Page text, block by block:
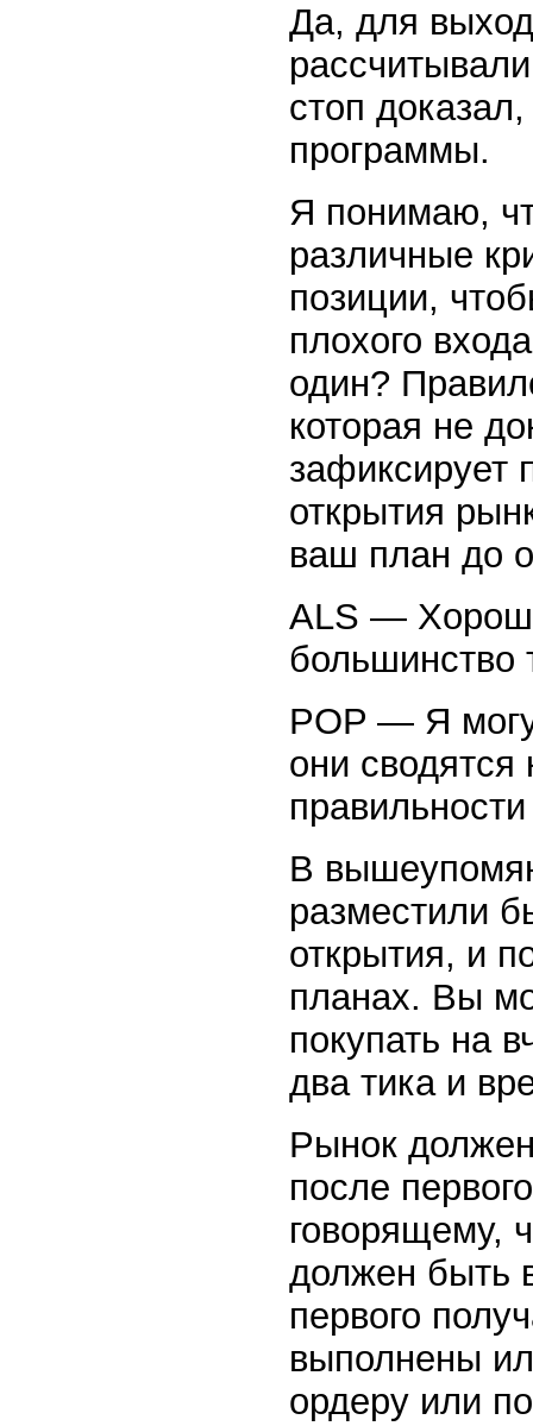
Да, для
стоп
программы.
Я понимаю,
различные
позиции,
плохого
один?
которая не
зафиксирует
открытия
ваш план до
ALS —
большинство
POP — Я
они сводятся
В
разместили
открытия, и
планах. Вы
покупать на
два тика и
Рынок
после
говорящему,
должен быть
первого
выполнены
ордеру или